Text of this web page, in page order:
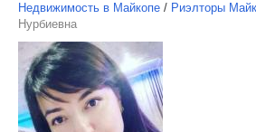
Недвижимость в Майкопе / Риэлторы
Нурбиевна